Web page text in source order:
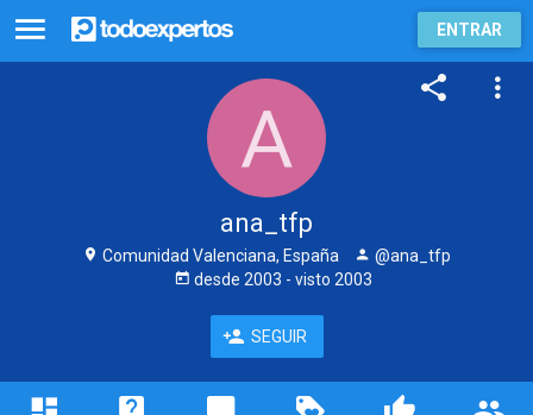
ENTRAR
ana_tfp
Comunidad Valenciana, España
@ana_tfp
desde 2003 - visto 2003
SEGUIR